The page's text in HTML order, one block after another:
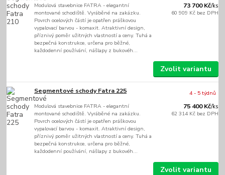
Modulová stavebnice FATRA - elegantní
montované schodiště. Vyráběné na zakázku.
Povrch ocelových částí je opatřen práškovou
vypalovací barvou - komaxit. Atraktivní design,
příznivý poměr užitných vlastností a ceny. Tuhá a
bezpečná konstrukce, určena pro běžné,
každodenní používání, nášlapy z bukovéh...
73 700 Kč/ks
60 909 Kč bez DPH
Zvolit variantu
Segmentové schody Fatra 225
Modulová stavebnice FATRA - elegantní
montované schodiště. Vyráběné na zakázku.
Povrch ocelových částí je opatřen práškovou
vypalovací barvou - komaxit. Atraktivní design,
příznivý poměr užitných vlastností a ceny. Tuhá a
bezpečná konstrukce, určena pro běžné,
každodenní používání, nášlapy z bukovéh...
75 400 Kč/ks
62 314 Kč bez DPH
4 - 5 týdnů
Zvolit variantu